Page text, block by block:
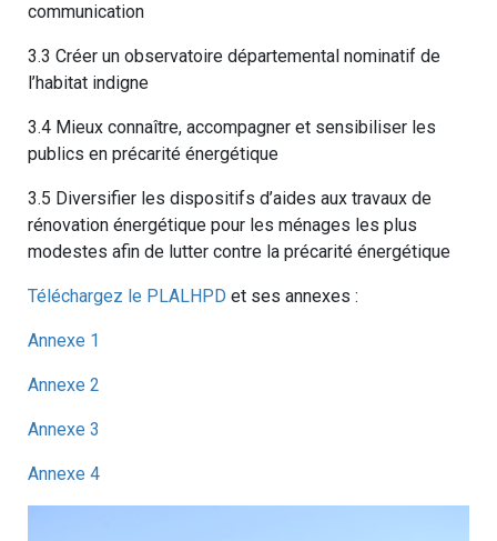
communication
3.3 Créer un observatoire départemental nominatif de
l’habitat indigne
3.4 Mieux connaître, accompagner et sensibiliser les
publics en précarité énergétique
3.5 Diversifier les dispositifs d’aides aux travaux de
rénovation énergétique pour les ménages les plus
modestes afin de lutter contre la précarité énergétique
Téléchargez le PLALHPD et ses annexes :
Annexe 1
Annexe 2
Annexe 3
Annexe 4